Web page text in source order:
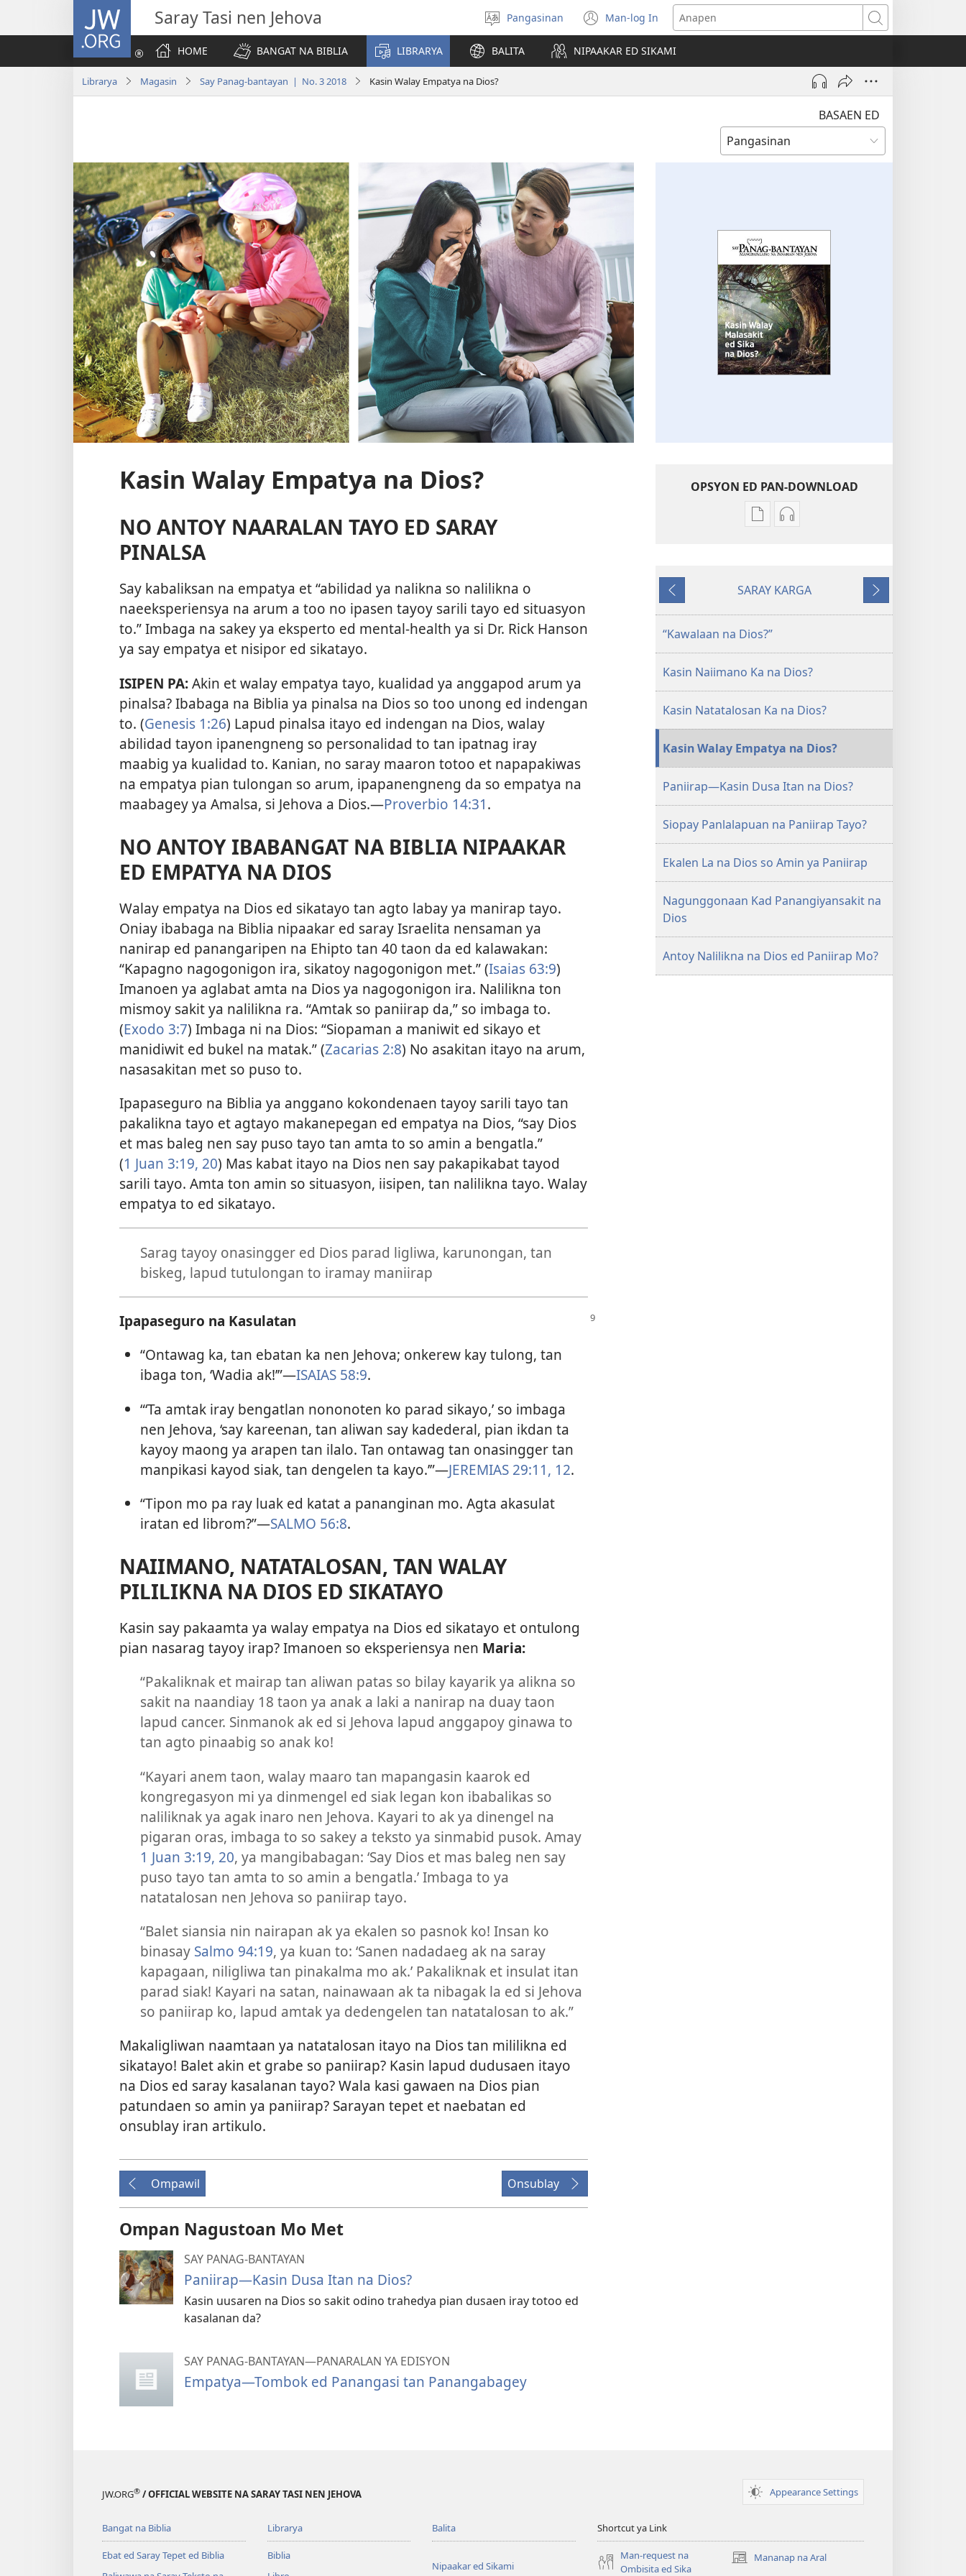
JW.ORG Saray Tasi nen Jehova
Manpili
na
Lenguahe
Pangasinan Man-log In
(opens
new
window)
Anapen
HOME
BANGAT NA BIBLIA LIBRARYA BALITA NIPAAKAR ED SIKAMI
Librarya Magasin Say Panag-bantayan | No. 3 2018 Kasin Walay Empatya na Dios?
BASAEN ED
Kasin Walay Empatya na Dios?
NO ANTOY NAARALAN TAYO ED SARAY
PINALSA
Say kabaliksan na empatya et “abilidad ya nalikna so nalilikna o
naeeksperiensya na arum a too no ipasen tayoy sarili tayo ed situasyon
to.” Imbaga na sakey ya eksperto ed mental-health ya si Dr. Rick Hanson
ya say empatya et nisipor ed sikatayo.
ISIPEN PA:Akin et walay empatya tayo, kualidad ya anggapod arum ya
pinalsa? Ibabaga na Biblia ya pinalsa na Dios so too unong ed indengan
to. (Genesis 1:26) Lapud pinalsa itayo ed indengan na Dios, walay
abilidad tayon ipanengneng so personalidad to tan ipatnag iray
maabig ya kualidad to. Kanian, no saray maaron totoo et napapakiwas
na empatya pian tulongan so arum, ipapanengneng da so empatya na
maabagey ya Amalsa, si Jehova a Dios.—Proverbio 14:31.
NO ANTOY IBABANGAT NA BIBLIA NIPAAKAR
ED EMPATYA NA DIOS
Walay empatya na Dios ed sikatayo tan agto labay ya manirap tayo.
Oniay ibabaga na Biblia nipaakar ed saray Israelita nensaman ya
nanirap ed panangaripen na Ehipto tan 40 taon da ed kalawakan:
“Kapagno nagogonigon ira, sikatoy nagogonigon met.” (Isaias 63:9)
Imanoen ya aglabat amta na Dios ya nagogonigon ira. Nalilikna ton
mismoy sakit ya nalilikna ra. “Amtak so paniirap da,” so imbaga to.
(Exodo 3:7) Imbaga ni na Dios: “Siopaman a maniwit ed sikayo et
manidiwit ed bukel na matak.” (Zacarias 2:8) No asakitan itayo na arum,
nasasakitan met so puso to.
Ipapaseguro na Biblia ya anggano kokondenaen tayoy sarili tayo tan
pakalikna tayo et agtayo makanepegan ed empatya na Dios, “say Dios
et mas baleg nen say puso tayo tan amta to so amin a bengatla.”
(1 Juan 3:19, 20) Mas kabat itayo na Dios nen say pakapikabat tayod
sarili tayo. Amta ton amin so situasyon, iisipen, tan nalilikna tayo. Walay
empatya to ed sikatayo.
Sarag tayoy onasingger ed Dios parad ligliwa, karunongan, tan
biskeg, lapud tutulongan to iramay maniirap
Ipapaseguro na Kasulatan
“Ontawag ka, tan ebatan ka nen Jehova; onkerew kay tulong, tan
ibaga ton, ‘Wadia ak!’”—ISAIAS 58:9.
“‘Ta amtak iray bengatlan nononoten ko parad sikayo,’ so imbaga
nen Jehova, ‘say kareenan, tan aliwan say kadederal, pian ikdan ta
kayoy maong ya arapen tan ilalo. Tan ontawag tan onasingger tan
manpikasi kayod siak, tan dengelen ta kayo.’”—JEREMIAS 29:11, 12.
“Tipon mo pa ray luak ed katat a pananginan mo. Agta akasulat
iratan ed librom?”—SALMO 56:8.
NAIIMANO, NATATALOSAN, TAN WALAY
PILILIKNA NA DIOS ED SIKATAYO
Kasin say pakaamta ya walay empatya na Dios ed sikatayo et ontulong
pian nasarag tayoy irap? Imanoen so eksperiensya nen Maria:
“Pakaliknak et mairap tan aliwan patas so bilay kayarik ya alikna so
sakit na naandiay 18 taon ya anak a laki a nanirap na duay taon
lapud cancer. Sinmanok ak ed si Jehova lapud anggapoy ginawa to
tan agto pinaabig so anak ko!
“Kayari anem taon, walay maaro tan mapangasin kaarok ed
kongregasyon mi ya dinmengel ed siak legan kon ibabalikas so
naliliknak ya agak inaro nen Jehova. Kayari to ak ya dinengel na
pigaran oras, imbaga to so sakey a teksto ya sinmabid pusok. Amay
1 Juan 3:19, 20, ya mangibabagan: ‘Say Dios et mas baleg nen say
puso tayo tan amta to so amin a bengatla.’ Imbaga to ya
natatalosan nen Jehova so paniirap tayo.
“Balet siansia nin nairapan ak ya ekalen so pasnok ko! Insan ko
binasay Salmo 94:19, ya kuan to: ‘Sanen nadadaeg ak na saray
kapagaan, niligliwa tan pinakalma mo ak.’ Pakaliknak et insulat itan
parad siak! Kayari na satan, nainawaan ak ta nibagak la ed si Jehova
so paniirap ko, lapud amtak ya dedengelen tan natatalosan to ak.”
Makaligliwan naamtaan ya natatalosan itayo na Dios tan mililikna ed
sikatayo! Balet akin et grabe so paniirap? Kasin lapud dudusaen itayo
na Dios ed saray kasalanan tayo? Wala kasi gawaen na Dios pian
patundaen so amin ya paniirap? Sarayan tepet et naebatan ed
onsublay iran artikulo.
Ompawil Onsublay
Ompan Nagustoan Mo Met
SAY PANAG-BANTAYAN
Paniirap—Kasin Dusa Itan na Dios?
Kasin uusaren na Dios so sakit odino trahedya pian dusaen iray totoo ed
kasalanan da?
SAY PANAG-BANTAYAN—PANARALAN YA EDISYON
Empatya—Tombok ed Panangasi tan Panangabagey
OPSYON ED PAN-DOWNLOAD
Opsyon
na
SAY
PANAG-
Kasin
Walay
Malasakit
ed
Sika
na
Dios?
Opsyon
na
Kasin
Walay
Malasakit
ed
Sika
na
Dios?
Ompawil
SARAY KARGA
Onsublay
“Kawalaan na Dios?”
Kasin Naiimano Ka na Dios?
Kasin Natatalosan Ka na Dios?
Kasin Walay Empatya na Dios?
Paniirap—Kasin Dusa Itan na Dios?
Siopay Panlalapuan na Paniirap Tayo?
Ekalen La na Dios so Amin ya Paniirap
Nagunggonaan Kad Panangiyansakit na
Dios
Antoy Nalilikna na Dios ed Paniirap Mo?
JW.ORG® / OFFICIAL WEBSITE NA SARAY TASI NEN JEHOVA Appearance Settings
Bangat na Biblia
Ebat ed Saray Tepet ed Biblia
Librarya
Biblia
Balita
Nipaakar ed Sikami
Shortcut ya Link
Man-request na
Ombisita ed Sika
Mananap na Aral
(opens